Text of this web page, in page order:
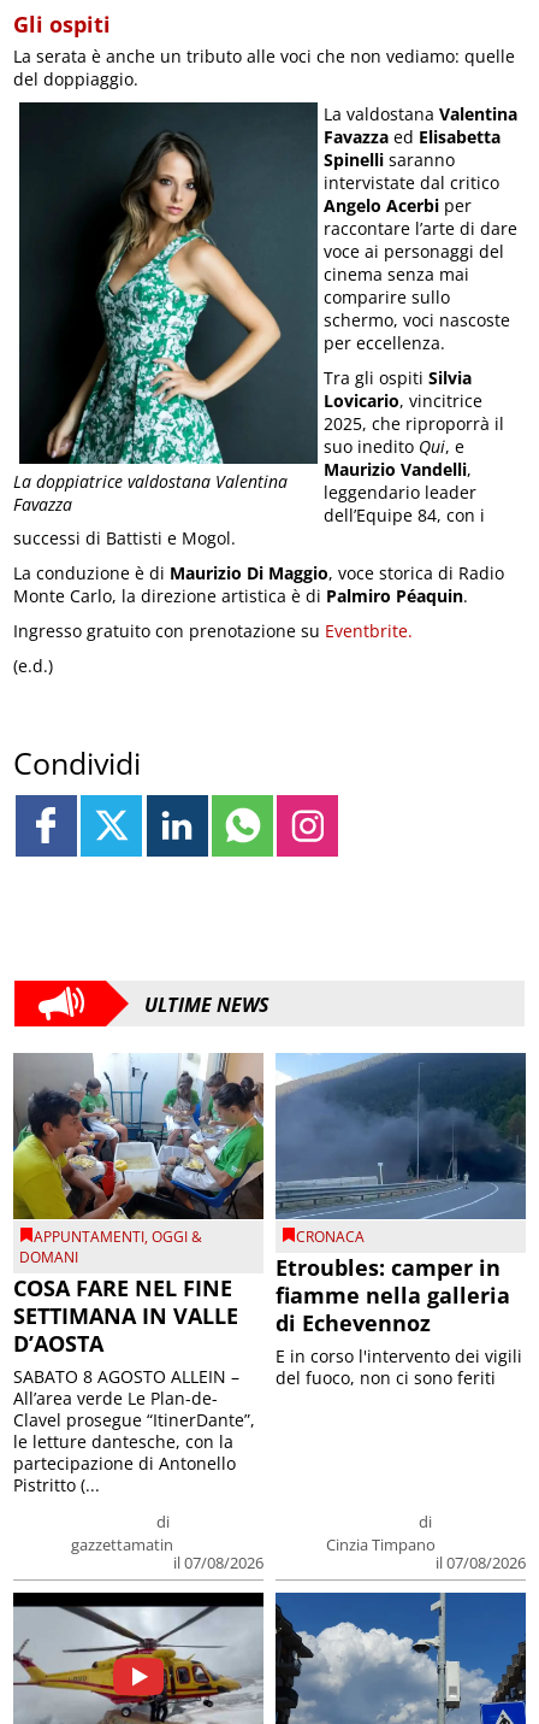
Gli ospiti
La serata è anche un tributo alle voci che non vediamo: quelle
del doppiaggio.
La doppiatrice valdostana Valentina
Favazza
La valdostana Valentina
Favazza ed Elisabetta
Spinelli saranno
intervistate dal critico
Angelo Acerbi per
raccontare l’arte di dare
voce ai personaggi del
cinema senza mai
comparire sullo
schermo, voci nascoste
per eccellenza.
Tra gli ospitiSilvia
Lovicario, vincitrice
2025, che riproporrà il
suo inedito Qui, e
Maurizio Vandelli,
leggendario leader
dell’Equipe 84, con i
successi di Battisti e Mogol.
La conduzione è di Maurizio Di Maggio, voce storica di Radio
Monte Carlo, la direzione artistica è di Palmiro Péaquin.
Ingresso gratuito con prenotazione su Eventbrite.
(e.d.)
Condividi
ULTIME NEWS
APPUNTAMENTI,OGGI &
DOMANI
COSA FARE NEL FINE
SETTIMANA IN VALLE
D’AOSTA
di
gazzettamatin
il 07/08/2026
SABATO 8 AGOSTO ALLEIN –
All’area verde Le Plan-de-
Clavel prosegue “ItinerDante”,
le letture dantesche, con la
partecipazione di Antonello
Pistritto (...
CRONACA
Etroubles: camper in
fiamme nella galleria
di Echevennoz
di
Cinzia Timpano
il 07/08/2026
E in corso l'intervento dei vigili
del fuoco, non ci sono feriti